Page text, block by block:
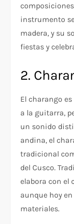
instrumento
madera, y su
fiestas y
2.
El charango
a la guitarra,
un sonido
andina, el
tradicional
del Cusco.
elabora con el
aunque hoy
materiales.